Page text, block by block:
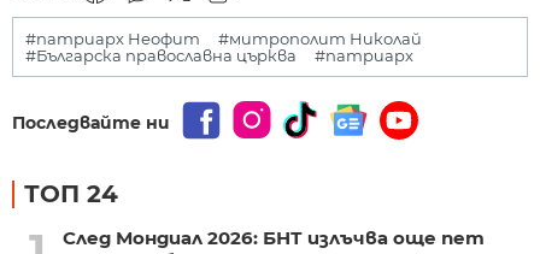
#патриарх Неофит
#митрополит Николай
#Българска православна църква
#патриарх
Последвайте ни
ТОП 24
След Мондиал 2026: БНТ излъчва още пет